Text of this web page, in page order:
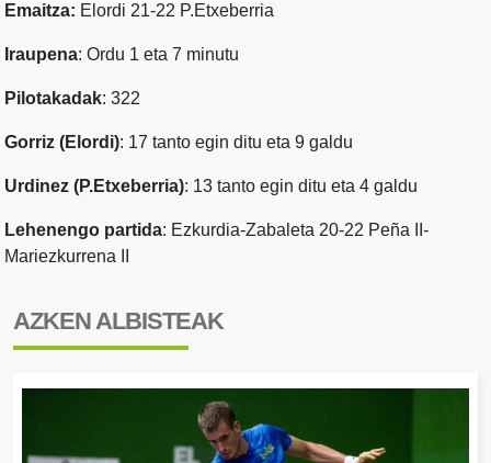
Emaitza: Elordi 21-22 P.Etxeberria
Iraupena: Ordu 1 eta 7 minutu
Pilotakadak: 322
Gorriz (Elordi): 17 tanto egin ditu eta 9 galdu
Urdinez (P.Etxeberria): 13 tanto egin ditu eta 4 galdu
Lehenengo partida: Ezkurdia-Zabaleta 20-22 Peña II-
Mariezkurrena II
AZKEN ALBISTEAK